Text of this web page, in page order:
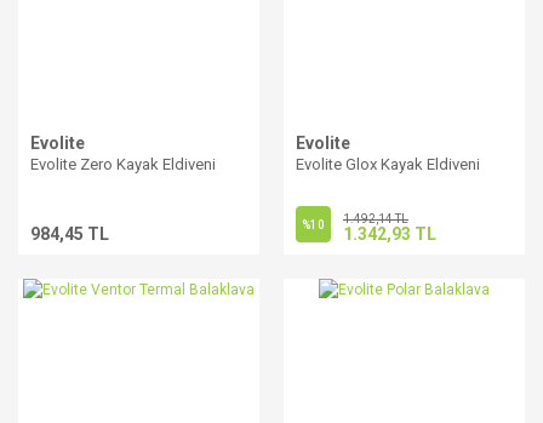
Evolite
Evolite Zero Kayak Eldiveni
984,45 TL
Evolite
Evolite Glox Kayak Eldiveni
%10 1.492,14 TL
1.342,93 TL